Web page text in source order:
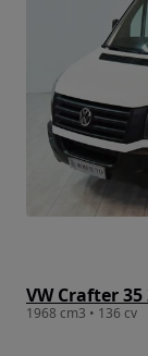
1968 cm3 • 136 cv